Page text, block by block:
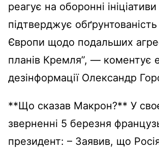
реагує на оборонні ініціативи
підтверджує
Європи щодо подальших
планів Кремля”, — коментує
дезінформації Олександр
**Що сказав Макрон?** У
зверненні 5 березня
президент: – Заявив, що